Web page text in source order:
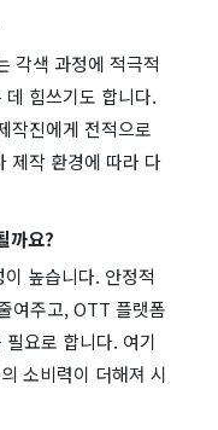
각색 과정에 적극적
힘쓰기도 합니다.
작진에게 전적으로
제작 환경에 따라 다
까요?
높습니다. 안정적
여주고, OTT 플랫폼
요로 합니다. 여기
소비력이 더해져 시